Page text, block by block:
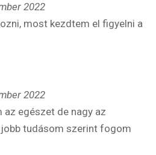
2022
most kezdtem el figyelni a
2022
az egészet de nagy az
tudásom szerint fogom